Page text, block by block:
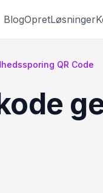
BlogOpretLøsninger
QR Code